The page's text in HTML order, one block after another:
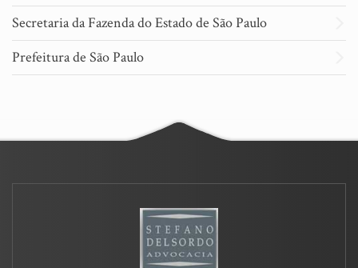
Secretaria da Fazenda do Estado de São Paulo
Prefeitura de São Paulo